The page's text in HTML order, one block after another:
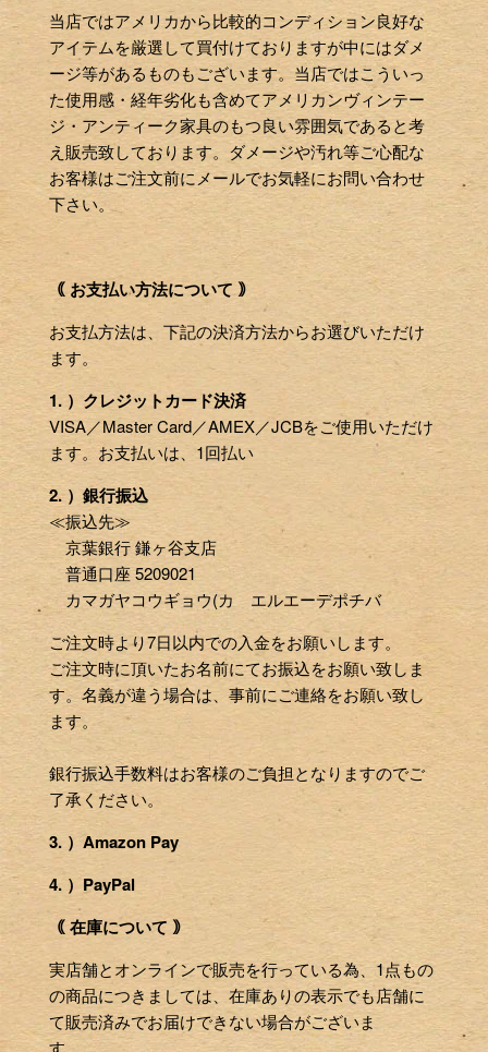
当店ではアメリカから比較的コンディション良好な
アイテムを厳選して買付けておりますが中にはダメ
ージ等があるものもございます。当店ではこういっ
た使用感・経年劣化も含めてアメリカンヴィンテー
ジ・アンティーク家具のもつ良い雰囲気であると考
え販売致しております。ダメージや汚れ等ご心配な
お客様はご注文前にメールでお気軽にお問い合わせ
下さい。
｟ お支払い方法について ｠
お支払方法は、下記の決済方法からお選びいただけ
ます。
1. ）クレジットカード決済
VISA／Master Card／AMEX／JCBをご使用いただけ
ます。お支払いは、1回払い
2. ）銀行振込
≪振込先≫
京葉銀行 鎌ヶ谷支店
普通口座 5209021
カマガヤコウギョウ(カ エルエーデポチバ
ご注文時より7日以内での入金をお願いします。
ご注文時に頂いたお名前にてお振込をお願い致しま
す。名義が違う場合は、事前にご連絡をお願い致し
ます。
銀行振込手数料はお客様のご負担となりますのでご
了承ください。
3. ）Amazon Pay
4. ）PayPal
｟ 在庫について ｠
実店舗とオンラインで販売を行っている為、1点もの
の商品につきましては、在庫ありの表示でも店舗に
て販売済みでお届けできない場合がございま
す。
印
を
っ
て
イ
ド
シ
ー
ナ
ゲ
ー
ト
す
る
か、
モ
ル
デ
バ
イ
ス
使
し
て
る
は